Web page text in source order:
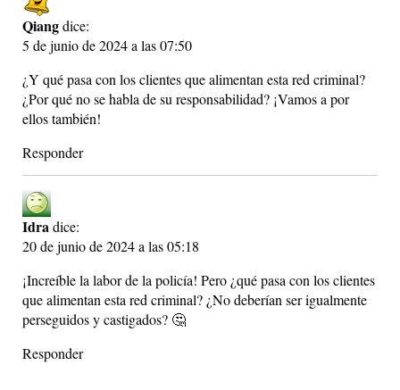
Qiangdice:
5 de junio de 2024 a las 07:50
¿Y qué pasa con los clientes que alimentan esta red criminal?
¿Por qué no se habla de su responsabilidad? ¡Vamos a por
ellos también!
Responder
Idradice:
20 de junio de 2024 a las 05:18
¡Increíble la labor de la policía! Pero ¿qué pasa con los clientes
que alimentan esta red criminal? ¿No deberían ser igualmente
perseguidos y castigados? 🤔
Responder